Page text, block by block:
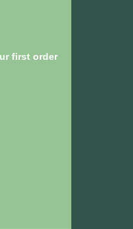
first order